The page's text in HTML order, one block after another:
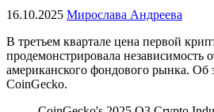
16.10.2025 Мирослава Андреева
В третьем квартале цена первой
продемонстрировала независимость
американского фондового рынка. Об
CoinGecko.